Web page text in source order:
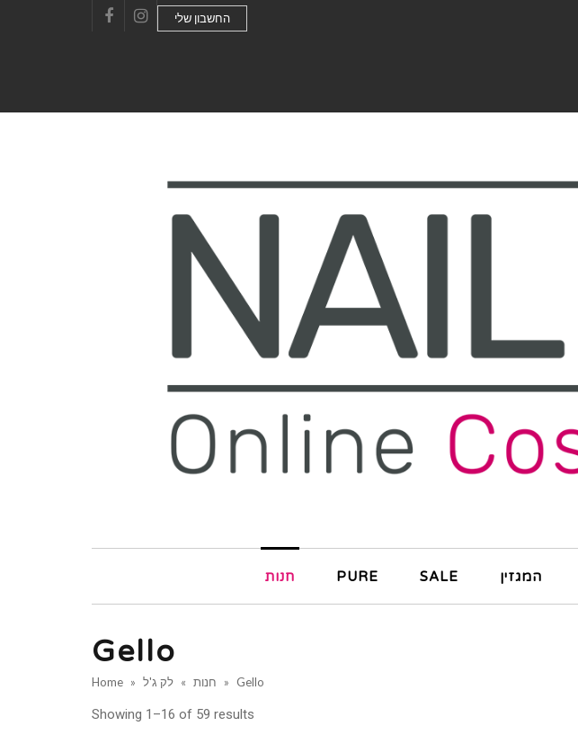
Instagram
החשבון שלי
חנות PURE SALE המגזין
Gello
Home » חנות » לק ג'ל » Gello
Showing 1–16 of 59 results